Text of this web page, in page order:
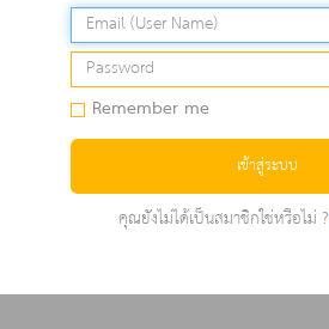
Remember me
เข้าสู่ระบบ
คุณยังไม่ได้เป็นสมาชิกใช่หรือไม่ ?